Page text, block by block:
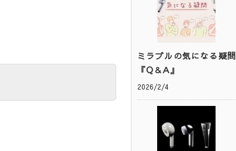
ミラブルの気になる疑問
『Ｑ＆Ａ』
2026/2/4